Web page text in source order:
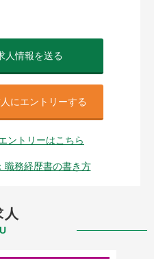
人情報を送る
にエントリーする
ントリーはこちら
職務経歴書の書き方